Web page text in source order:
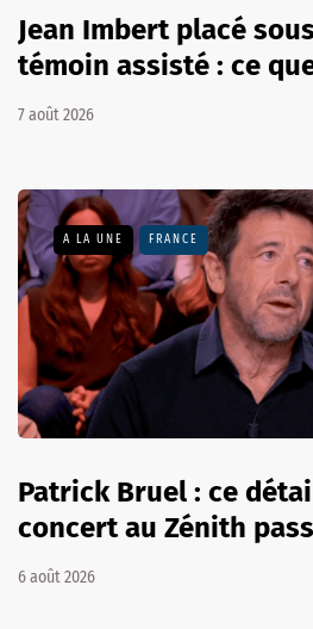
Jean Imbert placé
témoin assisté : ce
7 août 2026
A LA UNE FRANCE
Patrick Bruel : ce
concert au Zénith
6 août 2026